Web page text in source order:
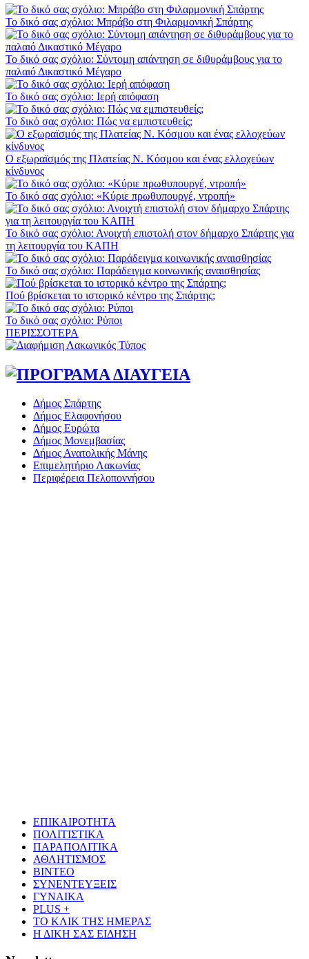
Το δικό σας σχόλιο: Μπράβο στη Φιλαρμονική Σπάρτης
Το δικό σας σχόλιο: Σύντομη απάντηση σε διθυράμβους για το
παλαιό Δικαστικό Μέγαρο
Το δικό σας σχόλιο: Ιερή απόφαση
Το δικό σας σχόλιο: Πώς να εμπιστευθείς;
Ο εξωραϊσμός της Πλατείας Ν. Κόσμου και ένας ελλοχεύων
κίνδυνος
Το δικό σας σχόλιο: «Κύριε πρωθυπουργέ, ντροπή»
Το δικό σας σχόλιο: Ανοιχτή επιστολή στον δήμαρχο Σπάρτης για
τη λειτουργία του ΚΑΠΗ
Το δικό σας σχόλιο: Παράδειγμα κοινωνικής αναισθησίας
Πού βρίσκεται το ιστορικό κέντρο της Σπάρτης;
Το δικό σας σχόλιο: Ρύποι
ΠΕΡΙΣΣΟΤΕΡΑ
Δήμος Σπάρτης
Δήμος Ελαφονήσου
Δήμος Ευρώτα
Δήμος Μονεμβασίας
Δήμος Ανατολικής Μάνης
Επιμελητήριο Λακωνίας
Περιφέρεια Πελοποννήσου
ΕΠΙΚΑΙΡΟΤΗΤΑ
ΠΟΛΙΤΙΣΤΙΚΑ
ΠΑΡΑΠΟΛΙΤΙΚΑ
ΑΘΛΗΤΙΣΜΟΣ
ΒΙΝΤΕΟ
ΣΥΝΕΝΤΕΥΞΕΙΣ
ΓΥΝΑΙΚΑ
PLUS +
ΤΟ ΚΛΙΚ ΤΗΣ ΗΜΕΡΑΣ
Η ΔΙΚΗ ΣΑΣ ΕΙΔΗΣΗ